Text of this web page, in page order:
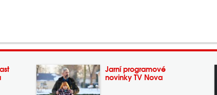
Jarní programové
novinky TV Nova